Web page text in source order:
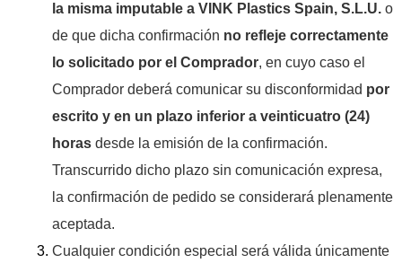
la misma imputable a VINK Plastics Spain, S.L.U. o
de que dicha confirmación no refleje correctamente
lo solicitado por el Comprador, en cuyo caso el
Comprador deberá comunicar su disconformidad por
escrito y en un plazo inferior a veinticuatro (24)
horas desde la emisión de la confirmación.
Transcurrido dicho plazo sin comunicación expresa,
la confirmación de pedido se considerará plenamente
aceptada.
Cualquier condición especial será válida únicamente